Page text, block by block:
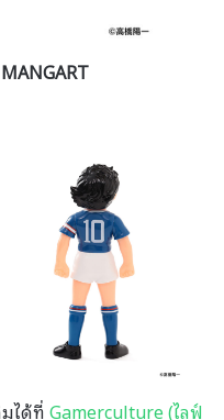
ได้ที่Gamerculture (ไลฟ์